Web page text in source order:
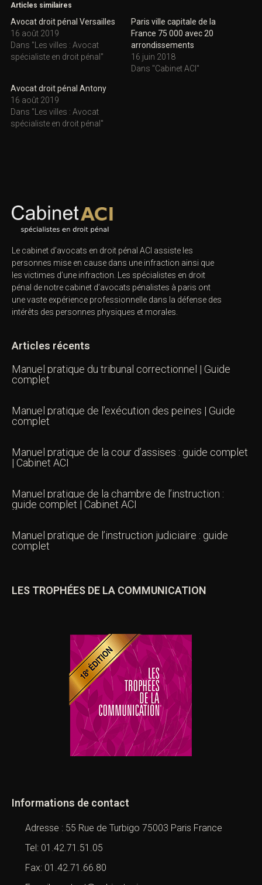
Articles similaires
Avocat droit pénal Versailles
16 août 2019
Dans "Les villes : Avocat
spécialiste en droit pénal"
Paris ville capitale de la
France 75 000 avec 20
arrondissements
16 juin 2018
Dans "Cabinet ACI"
Avocat droit pénal Antony
16 août 2019
Dans "Les villes : Avocat
spécialiste en droit pénal"
Le cabinet d’avocats en droit pénal ACI assiste les
personnes mise en cause dans une infraction ainsi que
les victimes d’une infraction. Les spécialistes en droit
pénal de notre cabinet d’avocats pénalistes à paris ont
une vaste expérience professionnelle dans la défense des
intérêts des personnes physiques et morales.
Articles récents
Manuel pratique du tribunal correctionnel | Guide
complet
Manuel pratique de l’exécution des peines | Guide
complet
Manuel pratique de la cour d’assises : guide complet
| Cabinet ACI
Manuel pratique de la chambre de l’instruction :
guide complet | Cabinet ACI
Manuel pratique de l’instruction judiciaire : guide
complet
LES TROPHÉES DE LA COMMUNICATION
Informations de contact
Adresse : 55 Rue de Turbigo 75003 Paris France
Tel: 01.42.71.51.05
Fax: 01.42.71.66.80